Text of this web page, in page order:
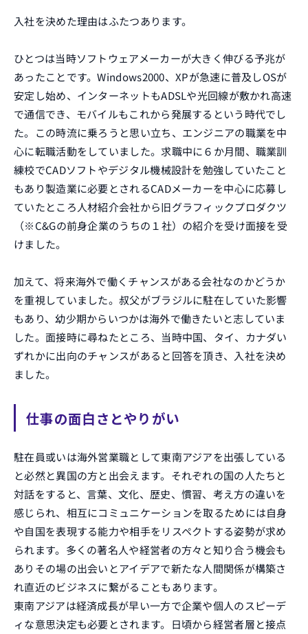
入社を決めた理由はふたつあります。
ひとつは当時ソフトウェアメーカーが大きく伸びる予兆が
あったことです。Windows2000、XPが急速に普及しOSが
安定し始め、インターネットもADSLや光回線が敷かれ高速
で通信でき、モバイルもこれから発展するという時代でし
た。この時流に乗ろうと思い立ち、エンジニアの職業を中
心に転職活動をしていました。求職中に６か月間、職業訓
練校でCADソフトやデジタル機械設計を勉強していたこと
もあり製造業に必要とされるCADメーカーを中心に応募し
ていたところ人材紹介会社から旧グラフィックプロダクツ
（※C&Gの前身企業のうちの１社）の紹介を受け面接を受
けました。
加えて、将来海外で働くチャンスがある会社なのかどうか
を重視していました。叔父がブラジルに駐在していた影響
もあり、幼少期からいつかは海外で働きたいと志していま
した。面接時に尋ねたところ、当時中国、タイ、カナダい
ずれかに出向のチャンスがあると回答を頂き、入社を決め
ました。
仕事の面白さとやりがい
駐在員或いは海外営業職として東南アジアを出張している
と必然と異国の方と出会えます。それぞれの国の人たちと
対話をすると、言葉、文化、歴史、慣習、考え方の違いを
感じられ、相互にコミュニケーションを取るためには自身
や自国を表現する能力や相手をリスペクトする姿勢が求め
られます。多くの著名人や経営者の方々と知り合う機会も
ありその場の出会いとアイデアで新たな人間関係が構築さ
れ直近のビジネスに繋がることもあります。
東南アジアは経済成長が早い一方で企業や個人のスピーデ
ィな意思決定も必要とされます。日頃から経営者層と接点